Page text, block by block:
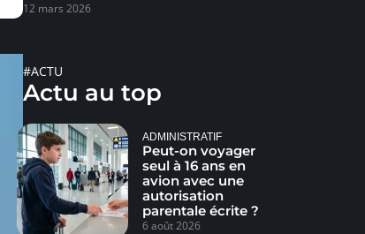
12 mars 2026
#ACTU
Actu au top
ADMINISTRATIF
Peut-on voyager
seul à 16 ans en
avion avec une
autorisation
parentale écrite ?
6 août 2026